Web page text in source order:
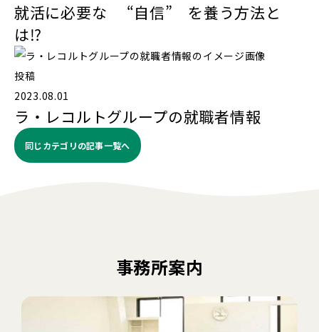
就活に必要な “自信” を養う方法と
は⁉️
投稿
2023.08.01
ラ・レコルトグループの就職者情報
同じカテゴリの記事⼀覧へ
事務所案内